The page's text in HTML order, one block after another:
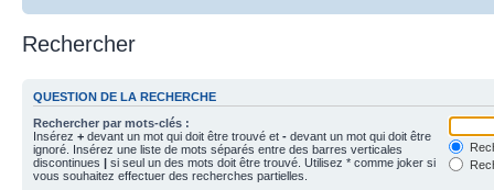
Rechercher
QUESTION DE LA RECHERCHE
Rechercher par mots-clés :
Insérez + devant un mot qui doit être trouvé et - devant un mot qui doit être
ignoré. Insérez une liste de mots séparés entre des barres verticales
discontinues | si seul un des mots doit être trouvé. Utilisez * comme joker si
vous souhaitez effectuer des recherches partielles.